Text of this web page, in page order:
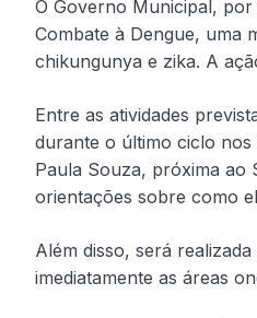
O Governo Municipal, por
Combate à Dengue, uma
chikungunya e zika. A
Entre as atividades
durante o último ciclo nos
Paula Souza, próxima ao
orientações sobre como
Além disso, será
imediatamente as áreas